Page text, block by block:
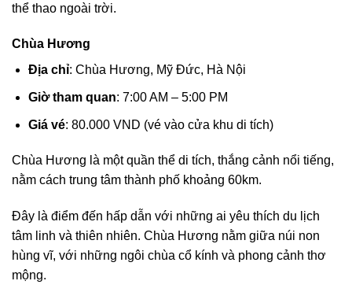
thể thao ngoài trời.
Chùa Hương
Địa chỉ: Chùa Hương, Mỹ Đức, Hà Nội
Giờ tham quan: 7:00 AM – 5:00 PM
Giá vé: 80.000 VND (vé vào cửa khu di tích)
Chùa Hương là một quần thể di tích, thắng cảnh nổi tiếng,
nằm cách trung tâm thành phố khoảng 60km.
Đây là điểm đến hấp dẫn với những ai yêu thích du lịch
tâm linh và thiên nhiên. Chùa Hương nằm giữa núi non
hùng vĩ, với những ngôi chùa cổ kính và phong cảnh thơ
mộng.